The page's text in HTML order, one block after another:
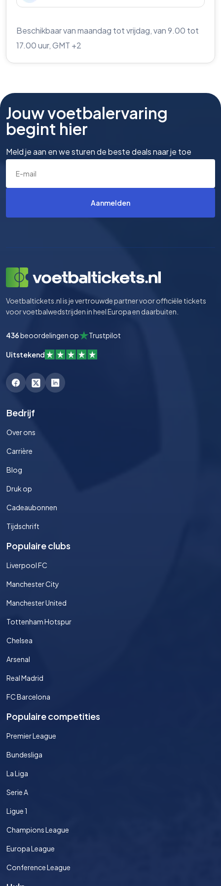
Beschikbaar van maandag tot vrijdag, van 9.00 tot
17.00 uur, GMT +2
Jouw voetbalervaring
begint hier
Meld je aan en we sturen de beste deals naar je toe
Aanmelden
Voetbaltickets.nl is je vertrouwde partner voor officiële tickets
voor voetbalwedstrijden in heel Europa en daarbuiten.
436beoordelingen op Trustpilot
Uitstekend
Bedrijf
Over ons
Carrière
Blog
Druk op
Cadeaubonnen
Tijdschrift
Populaire clubs
Liverpool FC
Manchester City
Manchester United
Tottenham Hotspur
Chelsea
Arsenal
Real Madrid
FC Barcelona
Populaire competities
Premier League
Bundesliga
La Liga
Serie A
Ligue 1
Champions League
Europa League
Conference League